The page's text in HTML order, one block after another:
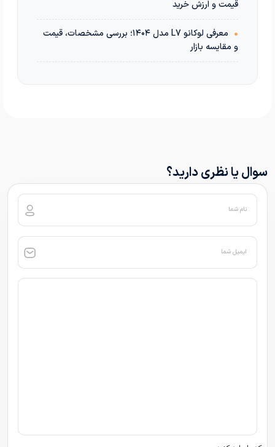
قیمت و ارزش خرید
•
معرفی لوکانو L7 مدل ۱۴۰۴؛ بررسی مشخصات، قیمت
و مقایسه بازار
سوال یا نظری دارید؟
نام شما
ایمیل شما